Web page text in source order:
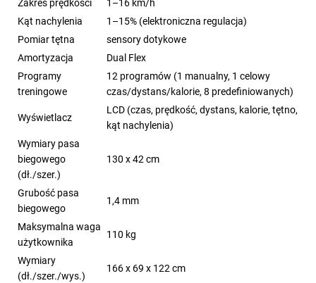
Zakres prędkości
1–16 km/h
Kąt nachylenia
1–15% (elektroniczna regulacja)
Pomiar tętna
sensory dotykowe
Amortyzacja
Dual Flex
Programy
treningowe
12 programów (1 manualny, 1 celowy
czas/dystans/kalorie, 8 predefiniowanych)
Wyświetlacz
LCD (czas, prędkość, dystans, kalorie, tętno,
kąt nachylenia)
Wymiary pasa
biegowego
(dł./szer.)
130 x 42 cm
Grubość pasa
biegowego
1,4 mm
Maksymalna waga
użytkownika
110 kg
Wymiary
(dł./szer./wys.)
166 x 69 x 122 cm